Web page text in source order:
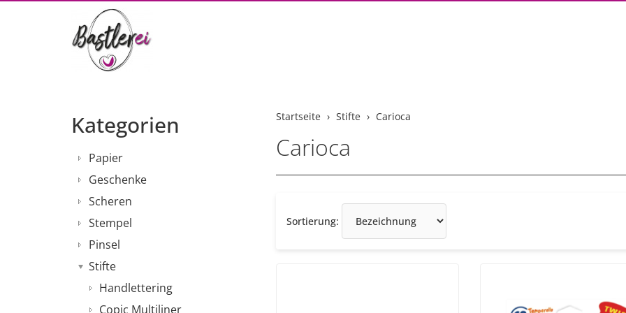
Startseite Stifte Carioca
Carioca
Sortierung:
Kategorien
Papier
Geschenke
Scheren
Stempel
Pinsel
Stifte
Handlettering
Copic Multiliner